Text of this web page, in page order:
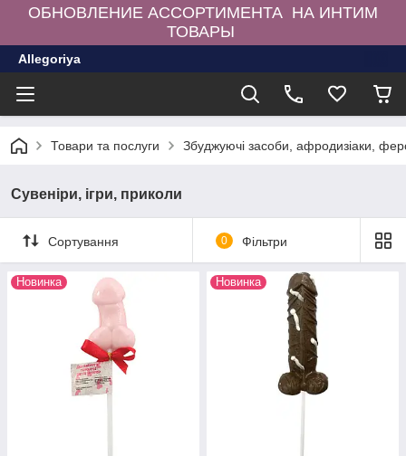
ОБНОВЛЕНИЕ АССОРТИМЕНТА НА ИНТИМ
ТОВАРЫ
Allegoriya
Товари та послуги Збуджуючі засоби, афродизіаки,
Сувеніри, ігри, приколи
Сортування 0 Фільтри
Новинка Новинка